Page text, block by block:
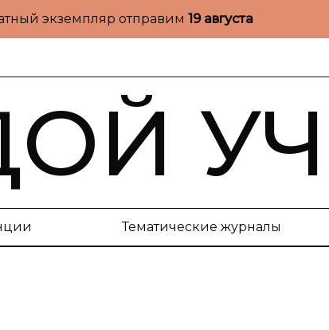
экземпляр отправим 19 августа
Тематические журналы